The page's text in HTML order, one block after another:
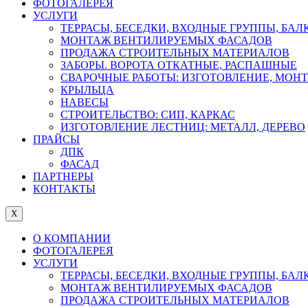
ФОТОГАЛЕРЕЯ
УСЛУГИ
ТЕРРАСЫ, БЕСЕДКИ, ВХОДНЫЕ ГРУППЫ,
МОНТАЖ ВЕНТИЛИРУЕМЫХ ФАСАДОВ
ПРОДАЖА СТРОИТЕЛЬНЫХ МАТЕРИАЛОВ
ЗАБОРЫ. ВОРОТА ОТКАТНЫЕ, РАСПАШНЫЕ
СВАРОЧНЫЕ РАБОТЫ: ИЗГОТОВЛЕНИЕ,
КРЫЛЬЦА
НАВЕСЫ
СТРОИТЕЛЬСТВО: СИП, КАРКАС
ИЗГОТОВЛЕНИЕ ЛЕСТНИЦ: МЕТАЛЛ, ДЕРЕВО
ПРАЙСЫ
ДПК
ФАСАД
ПАРТНЕРЫ
КОНТАКТЫ
X
О КОМПАНИИ
ФОТОГАЛЕРЕЯ
УСЛУГИ
ТЕРРАСЫ, БЕСЕДКИ, ВХОДНЫЕ ГРУППЫ,
МОНТАЖ ВЕНТИЛИРУЕМЫХ ФАСАДОВ
ПРОДАЖА СТРОИТЕЛЬНЫХ МАТЕРИАЛОВ